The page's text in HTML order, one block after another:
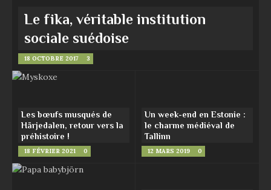
Le fika, véritable institution
sociale suédoise
18 OCTOBRE 2017 3
Les bœufs musqués de
Härjedalen, retour vers la
préhistoire !
18 FÉVRIER 2021 0
Un week-end en Estonie :
le charme médiéval de
Tallinn
12 MARS 2019 0